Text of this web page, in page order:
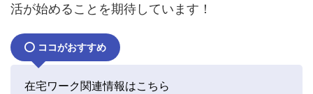
活が始めることを期待しています！
ココがおすすめ
在宅ワーク関連情報はこちら